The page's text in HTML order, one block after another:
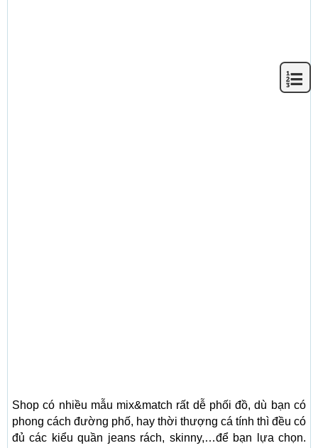
Shop có nhiều mẫu mix&match rất dễ phối đồ, dù bạn có
phong cách đường phố, hay thời thượng cá tính thì đều có
đủ các kiểu quần jeans rách, skinny,…để bạn lựa chọn.